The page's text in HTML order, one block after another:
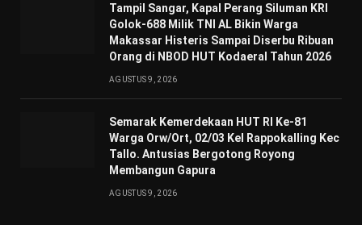
Tampil Sangar, Kapal Perang Siluman KRI
Golok-688 Milik TNI AL Bikin Warga
Makassar Histeris Sampai Diserbu Ribuan
Orang di NBOD HUT Kodaeral Tahun 2026
AGUSTUS 9, 2026
Semarak Kemerdekaan HUT RI Ke-81
Warga Orw/Ort, 02/03 Kel Rappokalling Kec
Tallo. Antusias Bergotong Royong
Membangun Gapura
AGUSTUS 9, 2026